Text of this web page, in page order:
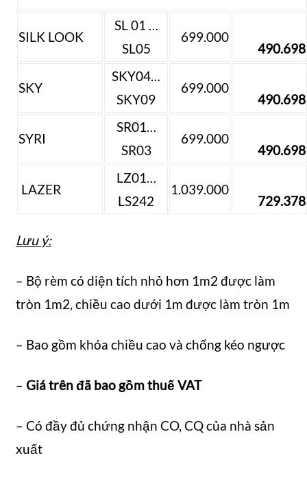
SILK LOOK
SL 01 …
SL05
699.000
490.698
SKY
SKY04…
SKY09
699.000
490.698
SYRI
SR01…
SR03
699.000
490.698
LAZER
LZ01…
LS242
1.039.000
729.378
Lưu ý:
– Bộ rèm có diện tích nhỏ hơn 1m2 được làm
tròn 1m2, chiều cao dưới 1m được làm tròn 1m
– Bao gồm khóa chiều cao và chống kéo ngược
– Giá trên đã bao gồm thuế VAT
– Có đầy đủ chứng nhận CO, CQ của nhà sản
xuất